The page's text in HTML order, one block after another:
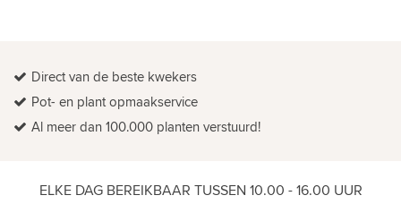
Direct van de beste kwekers
Pot- en plant opmaakservice
Al meer dan 100.000 planten verstuurd!
ELKE DAG BEREIKBAAR TUSSEN 10.00 - 16.00 UUR